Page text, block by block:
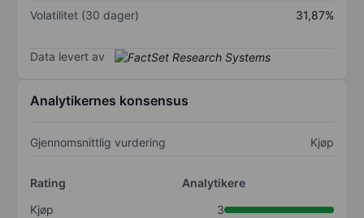
Volatilitet (30 dager)
31,87%
Data levert av
Analytikernes konsensus
Gjennomsnittlig vurdering Kjøp
Rating
Analytikere
Kjøp
3